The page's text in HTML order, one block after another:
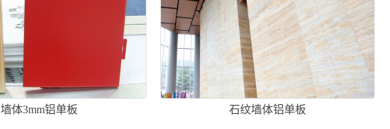
墙体3mm铝单板 石纹墙体铝单板